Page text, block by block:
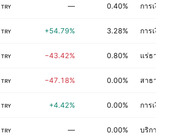
TRY — 0.40% การเงิน
TRY +54.79% 3.28% การเงิน
TRY −43.42% 0.80% แร่ธาตุไม่
TRY −47.18% 0.00% สาธารณู
TRY +4.42% 0.00% การเงิน
TRY — 0.00% บริการเกี่